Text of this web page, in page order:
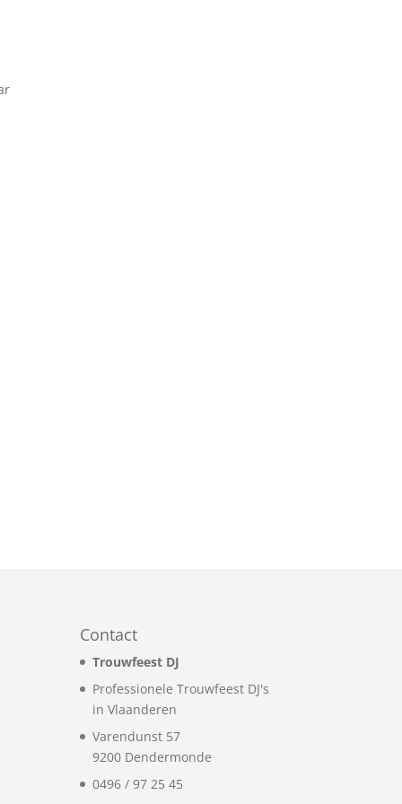
Contact
Trouwfeest DJ
Professionele Trouwfeest DJ's
in Vlaanderen
Varendunst 57
9200 Dendermonde
0496 / 97 25 45